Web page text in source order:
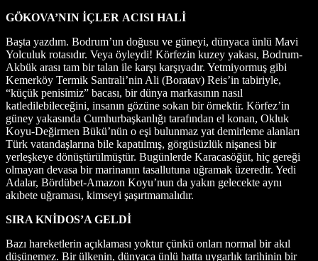
GÖKOVA’NIN İÇLER ACISI HALİ
Başta yazdım. Bodrum’un doğusu ve güneyi, dünyaca ünlü Mavi
Yolculuk rotasıdır. Veya öyleydi! Körfezin kuzey yakası, Bodrum-
Akbük arası tam bir talan ile karşı karşıyadır. Yetmiyormuş gibi
Kemerköy Termik Santrali’nin Ali (Boratav) Reis’in tabiriyle,
“küçük penisimiz” bacası, bir dünya markasının nasıl
katledilebileceğini, insanın gözüne sokan bir örnektir. Körfez’in
güney yakasında Cumhurbaşkanlığı tarafından el konan, Okluk
Koyu-Değirmen Bükü’nün o eşi bulunmaz yat demirleme alanları
Türk vatandaşlarına bile kapatılmış, görgüsüzlük nişanesi bir
yerleşkeye dönüştürülmüştür. Bugünlerde Karacasöğüt, hiç gereği
olmayan devasa bir marinanın tasallutuna uğramak üzeredir. Yedi
Adalar, Bördübet-Amazon Koyu’nun da yakın gelecekte aynı
akıbete uğraması, kimseyi şaşırtmamalıdır.
SIRA KNİDOS’A GELDİ
Bazı hareketlerin açıklaması yoktur çünkü onları normal bir akıl
düşünemez. Bir ülkenin, dünyaca ünlü hatta uygarlık tarihinin bir